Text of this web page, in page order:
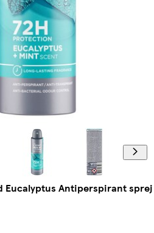
Eucalyptus Antiperspirant